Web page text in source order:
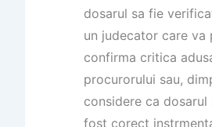
dosarul sa fie
un judecator care va
confirma critica
procurorului sau,
considere ca dosarul
fost corect